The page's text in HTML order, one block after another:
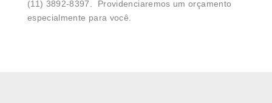
(11) 3892-8397. Providenciaremos um orçamento
especialmente para você.